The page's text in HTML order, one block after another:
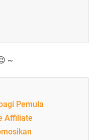
~
Pemula
Affiliate